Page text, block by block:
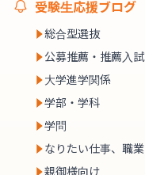
受験生応援ブログ
総合型選抜
公募推薦・推薦入試
大学進学関係
学部・学科
学問
なりたい仕事、職業
親御様向け